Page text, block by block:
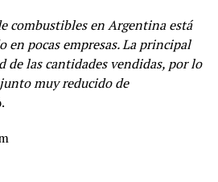
combustibles en Argentina está
en pocas empresas. La principal
de las cantidades vendidas, por lo
muy reducido de